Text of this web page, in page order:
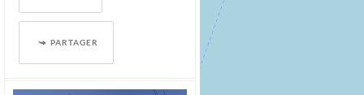
PARTAGER